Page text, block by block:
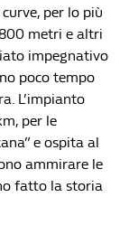
per lo più
metri e altri
impegnativo
poco tempo
L’impianto
per le
e ospita al
ammirare le
fatto la storia